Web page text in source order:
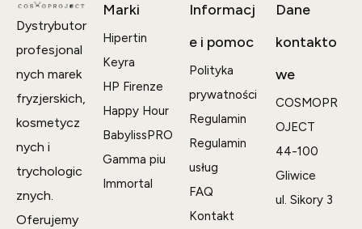
Dystrybutor
profesjonal
nych marek
fryzjerskich,
kosmetycz
nych i
trychologic
znych.
Oferujemy
Marki
Hipertin
Keyra
HP Firenze
Happy Hour
BabylissPRO
Gamma piu
Immortal
Informacj
e i pomoc
Polityka
prywatności
Regulamin
Regulamin
usług
FAQ
Kontakt
Dane
kontakto
we
COSMOPR
OJECT
44-100
Gliwice
ul. Sikory 3